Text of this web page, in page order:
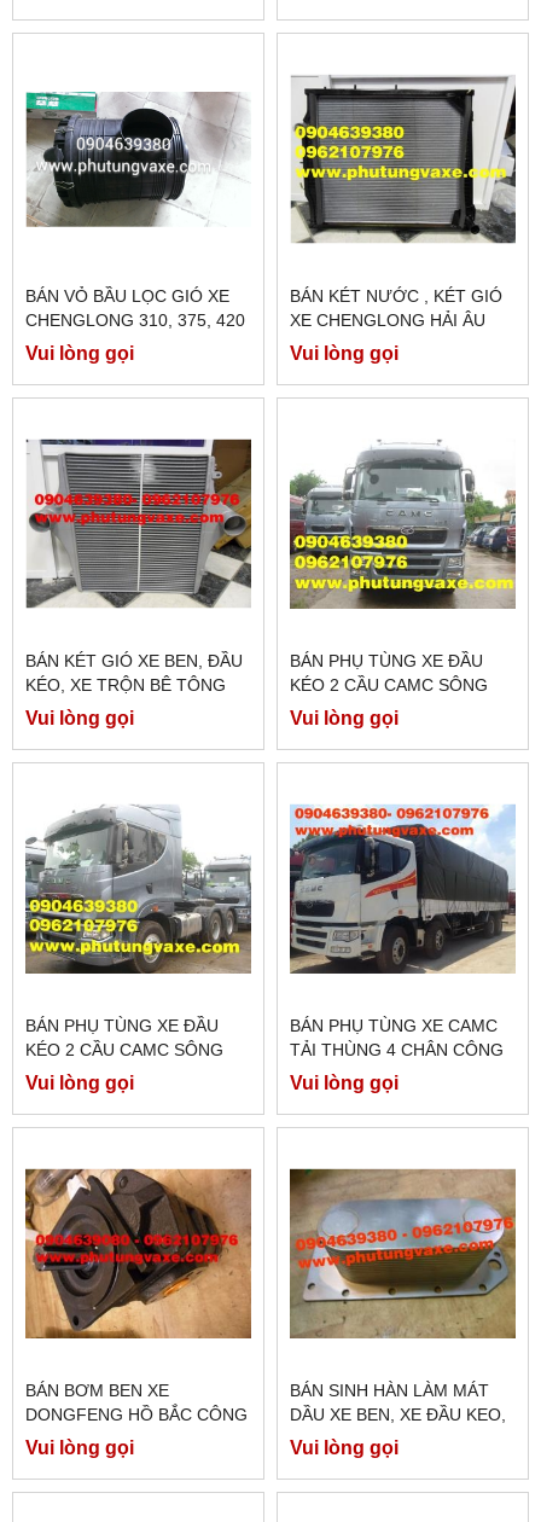
BÁN VỎ BẦU LỌC GIÓ XE
CHENGLONG 310, 375, 420
PS
Vui lòng gọi
BÁN KÉT NƯỚC , KÉT GIÓ
XE CHENGLONG HẢI ÂU
CÔNG XUẤT 340 PS, CÔNG
XUẤT 375 PS
Vui lòng gọi
BÁN KÉT GIÓ XE BEN, ĐẦU
KÉO, XE TRỘN BÊ TÔNG
XE CHENGLONG HẢI ÂU
CÔNG XUẤT 375 PS
Vui lòng gọi
BÁN PHỤ TÙNG XE ĐẦU
KÉO 2 CẦU CAMC SÔNG
XUẤT 375 PS
Vui lòng gọi
BÁN PHỤ TÙNG XE ĐẦU
KÉO 2 CẦU CAMC SÔNG
XUẤT 420 PS
Vui lòng gọi
BÁN PHỤ TÙNG XE CAMC
TẢI THÙNG 4 CHÂN CÔNG
XUẤT 375 PS
Vui lòng gọi
BÁN BƠM BEN XE
DONGFENG HỒ BẮC CÔNG
XUẤT 375 PS CHÍNH HÃNG
Vui lòng gọi
BÁN SINH HÀN LÀM MÁT
DẦU XE BEN, XE ĐẦU KEO,
XE TRỘN BÊ TÔNG
DONGFENG HỒ BẮC CÔNG
Vui lòng gọi